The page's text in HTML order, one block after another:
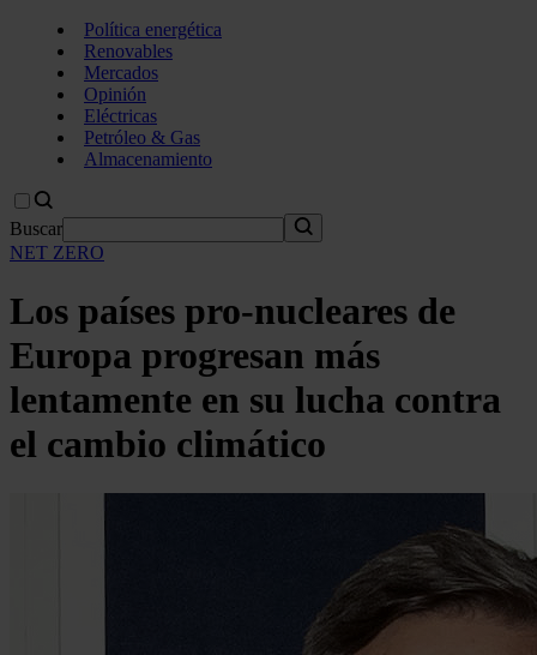
Política energética
Renovables
Mercados
Opinión
Eléctricas
Petróleo & Gas
Almacenamiento
Buscar
NET ZERO
Los países pro-nucleares de
Europa progresan más
lentamente en su lucha contra
el cambio climático